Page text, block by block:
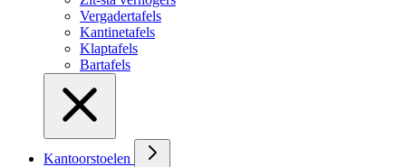
Vergadertafels
Kantinetafels
Klaptafels
Bartafels
Kantoorstoelen